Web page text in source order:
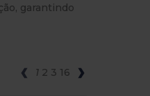
garantindo
1 2 3 16